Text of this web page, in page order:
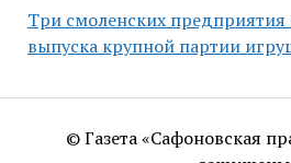
Три смоленских
выпуска крупной партии
© Газета «Сафоновская